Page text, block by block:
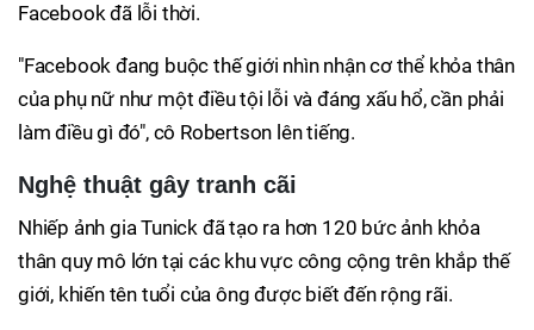
Facebook đã lỗi thời.
"Facebook đang buộc thế giới nhìn nhận cơ thể khỏa thân
của phụ nữ như một điều tội lỗi và đáng xấu hổ, cần phải
làm điều gì đó", cô Robertson lên tiếng.
Nghệ thuật gây tranh cãi
Nhiếp ảnh gia Tunick đã tạo ra hơn 120 bức ảnh khỏa
thân quy mô lớn tại các khu vực công cộng trên khắp thế
giới, khiến tên tuổi của ông được biết đến rộng rãi.